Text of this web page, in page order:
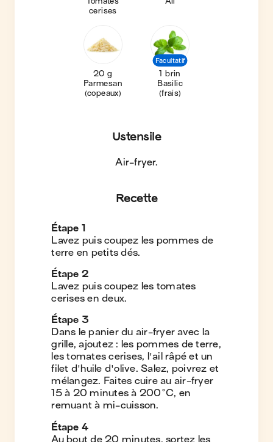
cerises
20 g
Parmesan
(copeaux)
Facultatif
1 brin
Basilic
(frais)
Ustensile
Air-fryer.
Recette
Étape 1
Lavez puis coupez les pommes de
terre en petits dés.
Étape 2
Lavez puis coupez les tomates
cerises en deux.
Étape 3
Dans le panier du air-fryer avec la
grille, ajoutez : les pommes de terre,
les tomates cerises, l'ail râpé et un
filet d'huile d'olive. Salez, poivrez et
mélangez. Faites cuire au air-fryer
15 à 20 minutes à 200°C, en
remuant à mi-cuisson.
Étape 4
Au bout de 20 minutes, sortez les